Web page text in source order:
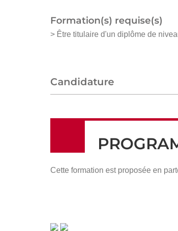
Formation(s) requise(s)
> Être titulaire d'un diplôme de
Candidature
Cette formation est proposée en